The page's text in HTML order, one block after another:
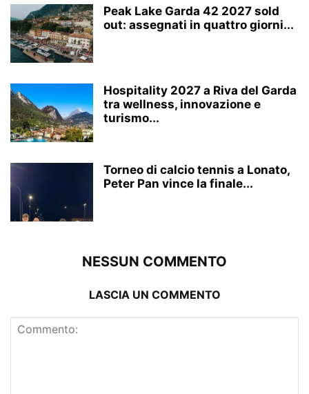
Peak Lake Garda 42 2027 sold
out: assegnati in quattro giorni...
Hospitality 2027 a Riva del Garda
tra wellness, innovazione e
turismo...
Torneo di calcio tennis a Lonato,
Peter Pan vince la finale...
NESSUN COMMENTO
LASCIA UN COMMENTO